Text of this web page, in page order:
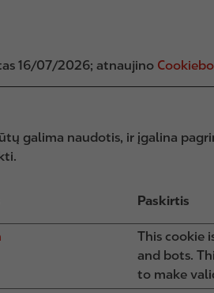
16/07/2026; atnaujino
galima naudotis, ir įgalina
Paskirtis
This cookie
and bots.
to make